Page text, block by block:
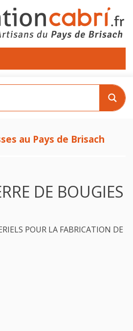
au Pays de Brisach
DE BOUGIES
POUR LA FABRICATION DE